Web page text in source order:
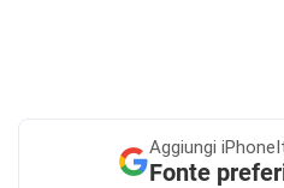
Aggiungi
Fonte